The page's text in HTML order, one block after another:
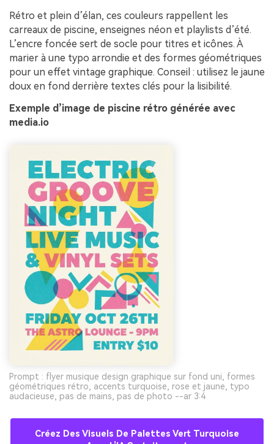
Rétro et plein d’élan, ces couleurs rappellent les
carreaux de piscine, enseignes néon et playlists d’été.
L’encre foncée sert de socle pour titres et icônes. À
marier à une typo arrondie et des formes géométriques
pour un effet vintage graphique. Conseil : utilisez le jaune
doux en fond derrière textes clés pour la lisibilité.
Exemple d’image de piscine rétro générée avec
media.io
Prompt : flyer musique design graphique sur fond uni, formes
géométriques rétro, accents turquoise, rose et jaune, typo
audacieuse, pas de mains, pas de photo --ar 3:4
Créez Des Visuels De Palettes Vert Turquoise